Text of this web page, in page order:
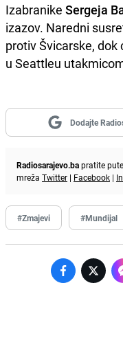
Izabranike Sergeja
izazov. Naredni
protiv Švicarske,
u Seattleu
Dodajte
Radiosarajevo.bapratite
mreža Twitter | Facebook |
#Zmajevi #Mundijal